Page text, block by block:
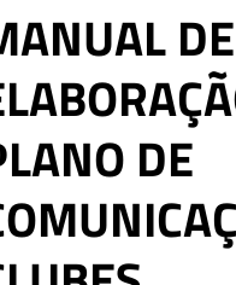
DE
DE
Deseja apagar o